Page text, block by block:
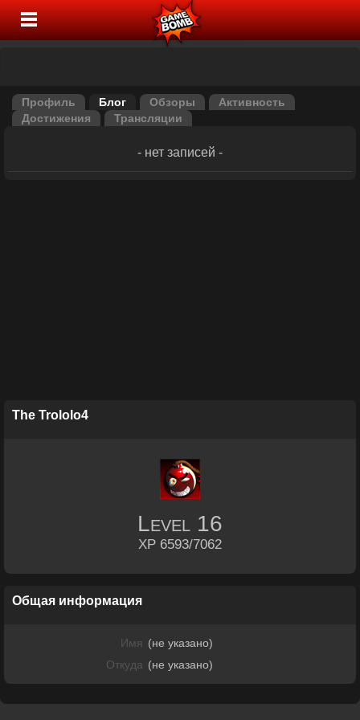
Профиль Блог Обзоры
Активность
Достижения
Трансляции
- нет записей -
The Trololo4
Level 16
XP 6593/7062
Общая информация
Имя (не указано)
Откуда (не указано)